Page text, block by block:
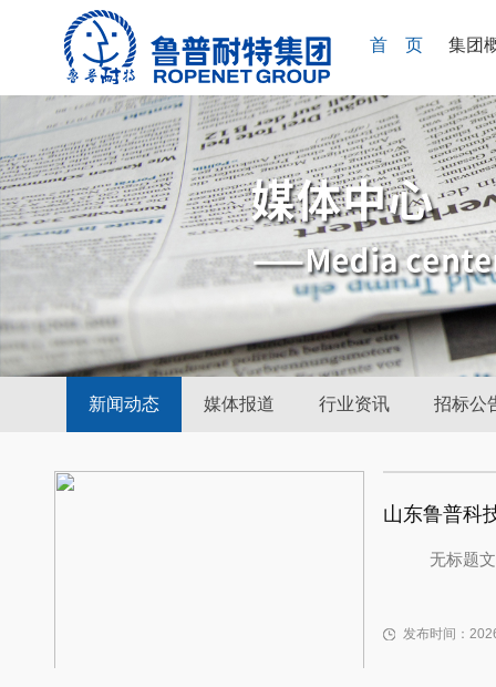
首 页 集团
新闻动态 媒体报道 行业资讯 招标公
山东鲁普科
无标题
发布时间：